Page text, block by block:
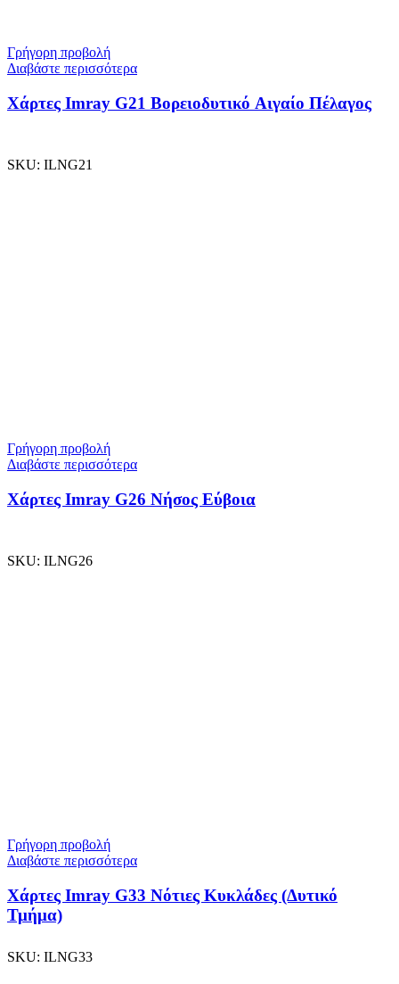
Γρήγορη προβολή
Διαβάστε περισσότερα
Χάρτες Imray G21 Βορειοδυτικό Αιγαίο Πέλαγος
SKU: ILNG21
Γρήγορη προβολή
Διαβάστε περισσότερα
Χάρτες Imray G26 Νήσος Εύβοια
SKU: ILNG26
Γρήγορη προβολή
Διαβάστε περισσότερα
Χάρτες Imray G33 Νότιες Κυκλάδες (Δυτικό
Τμήμα)
SKU: ILNG33